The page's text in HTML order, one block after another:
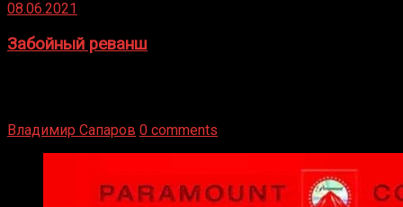
08.06.2021
Забойный реванш
Владимир Сапаров 0 comments